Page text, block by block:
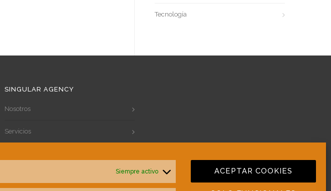
Siempre activo ACEPTAR COOKIES
Tecnología
SINGULAR AGENCY
Nosotros
Servicios